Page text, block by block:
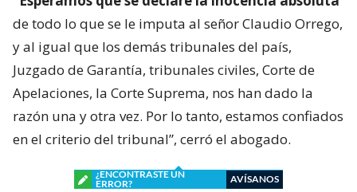
de todo lo que se le imputa al señor Claudio Orrego,
y al igual que los demás tribunales del país,
Juzgado de Garantía, tribunales civiles, Corte de
Apelaciones, la Corte Suprema, nos han dado la
razón una y otra vez. Por lo tanto, estamos confiados
en el criterio del tribunal”, cerró el abogado.
¿ENCONTRASTE UN
ERROR?
AVÍSANOS